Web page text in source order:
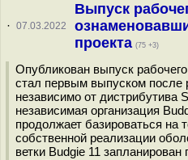
· 07.03.2022
Выпуск
проекта (75 +3)
Опубликован выпуск
стал первым выпуском после
независимо от дистрибутива
независимая организация
продолжает базироваться на
собственной реализации
ветки Budgie 11